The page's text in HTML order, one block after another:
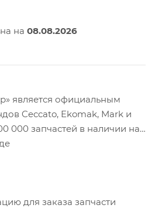
на 08.08.2026
является официальным
Ceccato, Ekomak, Mark и
000 запчастей в наличии на
для заказа запчасти